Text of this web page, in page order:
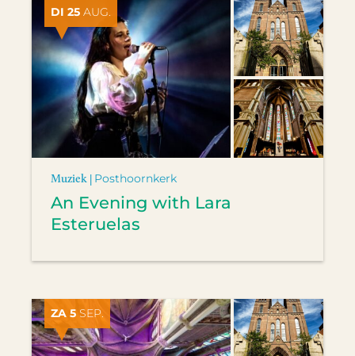
DI 25 AUG.
Muziek | Posthoornkerk
An Evening with Lara
Esteruelas
ZA 5 SEP.